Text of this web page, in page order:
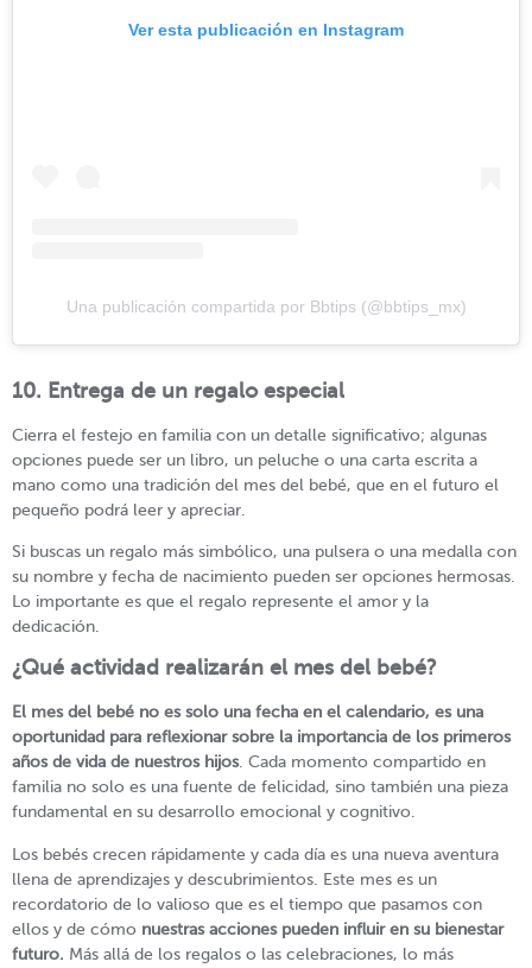
Ver esta publicación en Instagram
Una publicación compartida por Bbtips (@bbtips_mx)
10. Entrega de un regalo especial
Cierra el festejo en familia con un detalle significativo; algunas
opciones puede ser un libro, un peluche o una carta escrita a
mano como una tradición del mes del bebé, que en el futuro el
pequeño podrá leer y apreciar.
Si buscas un regalo más simbólico, una pulsera o una medalla con
su nombre y fecha de nacimiento pueden ser opciones hermosas.
Lo importante es que el regalo represente el amor y la
dedicación.
¿Qué actividad realizarán el mes del bebé?
El mes del bebé no es solo una fecha en el calendario, es una
oportunidad para reflexionar sobre la importancia de los primeros
años de vida de nuestros hijos. Cada momento compartido en
familia no solo es una fuente de felicidad, sino también una pieza
fundamental en su desarrollo emocional y cognitivo.
Los bebés crecen rápidamente y cada día es una nueva aventura
llena de aprendizajes y descubrimientos. Este mes es un
recordatorio de lo valioso que es el tiempo que pasamos con
ellos y de cómo nuestras acciones pueden influir en su bienestar
futuro. Más allá de los regalos o las celebraciones, lo más